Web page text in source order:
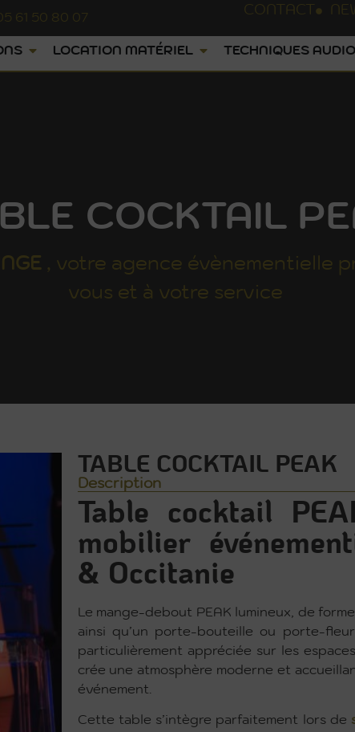
61 50 80 07 CONTACT
LOCATION MATÉRIEL TECHNIQUES
COCKTAIL
, votre agence évènementielle
vous et à votre service
TABLE COCKTAIL PEAK
Description
Table cocktail
mobilier
& Occitanie
Le mange-debout PEAK lumineux, de
ainsi qu’un porte-bouteille ou porte-
particulièrement appréciée sur les
crée une atmosphère moderne et
événement.
Cette table s’intègre parfaitement lors de